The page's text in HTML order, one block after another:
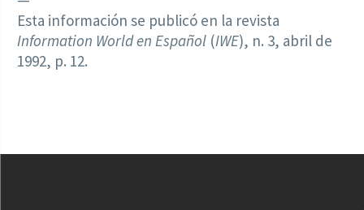
Esta información se publicó en la revista
Information World en Español (IWE), n. 3, abril de
1992, p. 12.